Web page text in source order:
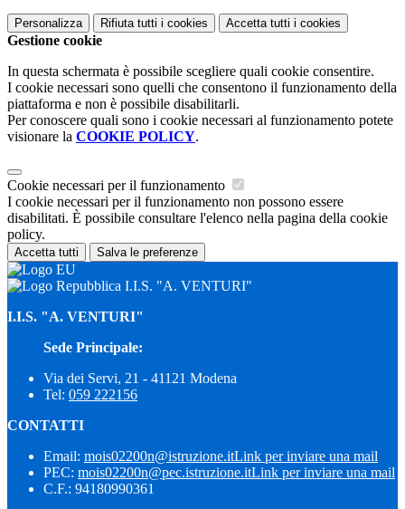
Personalizza Rifiuta tutti i cookies Accetta tutti i cookies
Gestione cookie
In questa schermata è possibile scegliere quali cookie consentire.
I cookie necessari sono quelli che consentono il funzionamento della
piattaforma e non è possibile disabilitarli.
Per conoscere quali sono i cookie necessari al funzionamento potete
visionare la COOKIE POLICY.
Cookie necessari per il funzionamento
I cookie necessari per il funzionamento non possono essere
disabilitati. È possibile consultare l'elenco nella pagina della cookie
policy.
Accetta tutti Salva le preferenze
I.I.S. "A. VENTURI"
I.I.S. "A. VENTURI"
Sede Principale:
Via dei Servi, 21 - 41121 Modena
Tel: 059 222156
CONTATTI
Email: mois02200n@istruzione.itLink per inviare una mail
PEC: mois02200n@pec.istruzione.itLink per inviare una mail
C.F.: 94180990361